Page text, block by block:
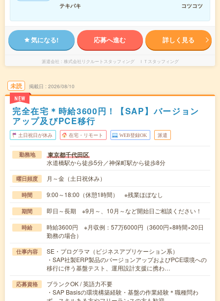
テキパキ
コツコツ
気になる! 応募へ進む 詳しく見る
派遣会社 株式会社リクルートスタッフィング ＩＴスタッフィング
未読
NEW
掲載日 2026/08/10
完全在宅＊時給3600円！【SAP】バージョン
アップ及びPCE移行
土日祝日が休み 在宅・リモート WEB登録OK 派遣
勤務地 東京都千代田区
水道橋駅から徒歩5分／神保町駅から徒歩8分
曜日頻度 月～金（土日祝休み）
時間 9:00～18:00（休憩1時間） ※残業ほぼなし
期間 即日～長期 ※9月～、10月～など開始日ご相談ください！
時給
時給3600円 ※月収例：57万6000円（3600円×8時間×20日
勤務の場合）
仕事内容
SE・プログラマ（ビジネスアプリケーション系）
・SAP社製ERP製品のバージョンアップおよびPCE環境への
移行に伴う基盤テスト、運用設計支援に携わ…
応募資格
ブランクOK / 英語力不要
・SAP Basisの環境構築経験・基盤の作業経験＊職種問わ